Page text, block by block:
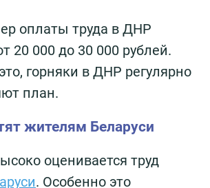
оплаты труда в ДНР
20 000 до 30 000 рублей.
горняки в ДНР регулярно
план.
жителям Беларуси
оценивается труд
. Особенно это